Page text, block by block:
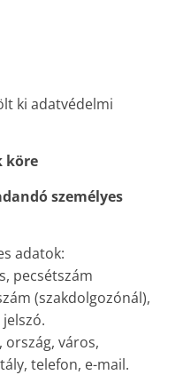
ki adatvédelmi
köre
személyes
adatok:
pecsétszám
(szakdolgozónál),
ország, város,
telefon, e-mail.